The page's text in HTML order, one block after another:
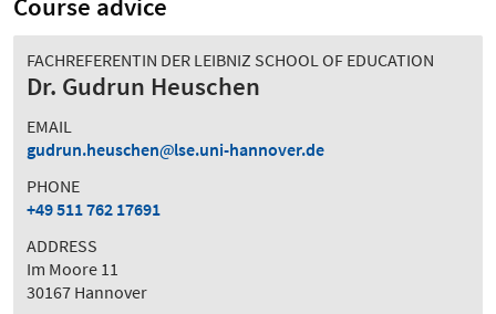
Course advice
FACHREFERENTIN DER LEIBNIZ SCHOOL OF EDUCATION
Dr. Gudrun Heuschen
EMAIL
gudrun.heuschen
lse.uni-hannover.de
PHONE
+49 511 762 17691
ADDRESS
Im Moore 11
30167 Hannover